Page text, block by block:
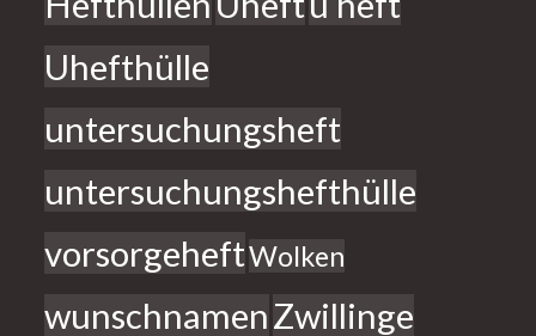
Uhefthülle
untersuchungsheft
untersuchungshefthülle
vorsorgeheftWolken
wunschnamenZwillinge